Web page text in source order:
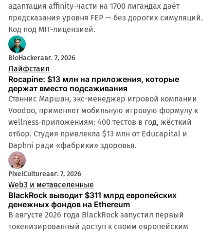
адаптация affinity-части на 1700 лигандах даёт
предсказания уровня FEP — без дорогих симуляций.
Код под MIT-лицензией.
BioHackerавг. 7, 2026
Лайфстаил
Rocapine: $13 млн на приложения, которые
держат вместо подсаживания
Станнис Маршан, экс-менеджер игровой компании
Voodoo, применяет мобильную игровую формулу к
wellness-приложениям: 400 тестов в год, жёсткий
отбор. Студия привлекла $13 млн от Educapital и
Daphni ради «фабрики» здоровья.
PixelCultureавг. 7, 2026
Web3 и метавселенные
BlackRock выводит $311 млрд европейских
денежных фондов на Ethereum
В августе 2026 года BlackRock запустил первый
токенизированный доступ к своим европейским